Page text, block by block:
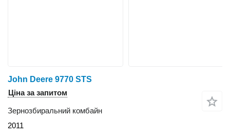
John Deere 9770 STS
Ціна за запитом
Зернозбиральний комбайн
2011